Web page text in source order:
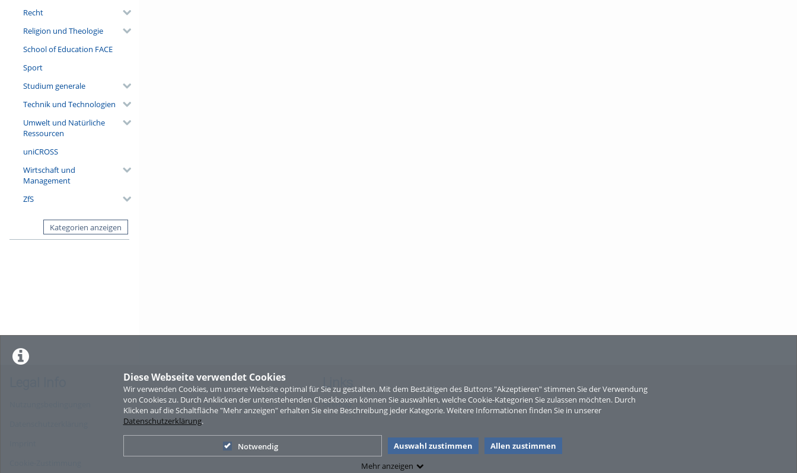
Diese Webseite verwendet Cookies
Wir verwenden Cookies, um unsere Website optimal für Sie zu gestalten. Mit dem Bestätigen des Buttons "Akzeptieren" stimmen Sie der Verwendung
von Cookies zu. Durch Anklicken der untenstehenden Checkboxen können Sie auswählen, welche Cookie-Kategorien Sie zulassen möchten. Durch
Klicken auf die Schaltfläche "Mehr anzeigen" erhalten Sie eine Beschreibung jeder Kategorie. Weitere Informationen finden Sie in unserer
Datenschutzerklärung.
Notwendig Auswahl zustimmen
Allen zustimmen
Mehr anzeigen
Recht
Religion und Theologie
School of Education FACE
Sport
Studium generale
Technik und Technologien
Umwelt und Natürliche
Ressourcen
uniCROSS
Wirtschaft und
Management
ZfS
Kategorien anzeigen
Sperber
Links
Sitemap